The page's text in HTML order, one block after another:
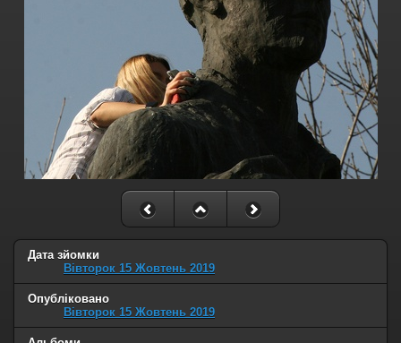
Дата зйомки
Вівторок 15 Жовтень 2019
Опубліковано
Вівторок 15 Жовтень 2019